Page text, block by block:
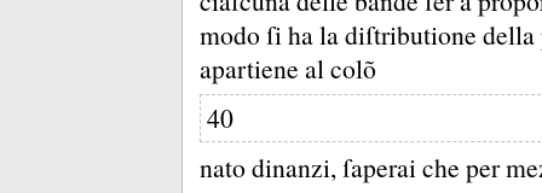
modo ſi ha la diſtributione
apartiene al colõ
40
nato dinanzi, ſaperai che per